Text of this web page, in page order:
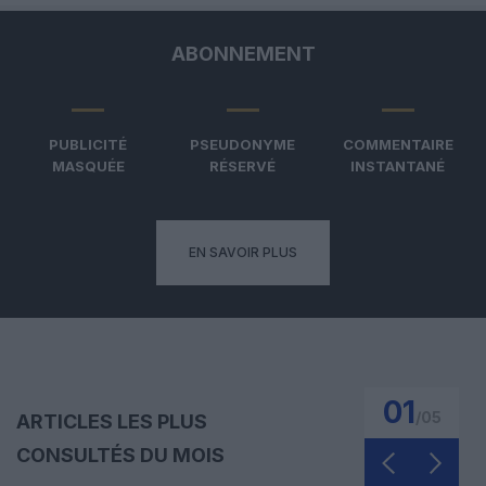
ABONNEMENT
PUBLICITÉ
MASQUÉE
PSEUDONYME
RÉSERVÉ
COMMENTAIRE
INSTANTANÉ
EN SAVOIR PLUS
ARTICLES LES PLUS
CONSULTÉS DU MOIS
01